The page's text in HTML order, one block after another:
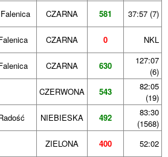
CZARNA 581 37:57 (7)
CZARNA 0 NKL
CZARNA 630
127:07
(6)
CZERWONA 543
82:05
(19)
NIEBIESKA 492
83:30
(1568)
ZIELONA 400 52:02